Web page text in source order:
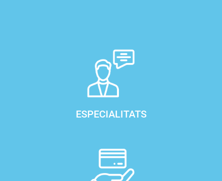
ESPECIALITATS